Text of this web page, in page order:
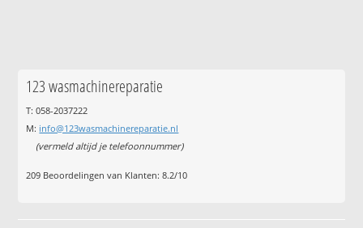
123 wasmachinereparatie
T: 058-2037222
M: info@123wasmachinereparatie.nl
(vermeld altijd je telefoonnummer)
209 Beoordelingen van Klanten:8.2/10